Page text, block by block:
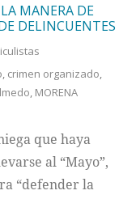
MANERA DE
DELINCUENTES
, crimen organizado,
, MORENA
que haya
al “Mayo”,
“defender la